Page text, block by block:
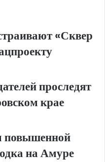
«Сквер
проследят
крае
повышенной
на Амуре